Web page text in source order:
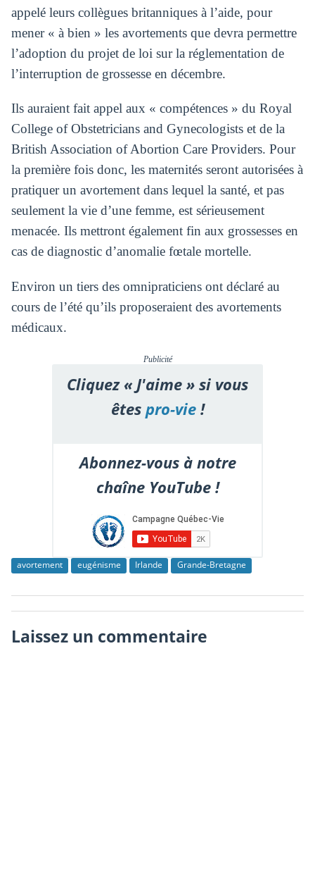
appelé leurs collègues britanniques à l’aide, pour
mener « à bien » les avortements que devra permettre
l’adoption du projet de loi sur la réglementation de
l’interruption de grossesse en décembre.
Ils auraient fait appel aux « compétences » du Royal
College of Obstetricians and Gynecologists et de la
British Association of Abortion Care Providers. Pour
la première fois donc, les maternités seront autorisées à
pratiquer un avortement dans lequel la santé, et pas
seulement la vie d’une femme, est sérieusement
menacée. Ils mettront également fin aux grossesses en
cas de diagnostic d’anomalie fœtale mortelle.
Environ un tiers des omnipraticiens ont déclaré au
cours de l’été qu’ils proposeraient des avortements
médicaux.
Publicité
Cliquez « J'aime » si vous
êtespro-vie!
Abonnez-vous à notre
chaîne YouTube !
avortement eugénisme Irlande Grande-Bretagne
Laissez un commentaire